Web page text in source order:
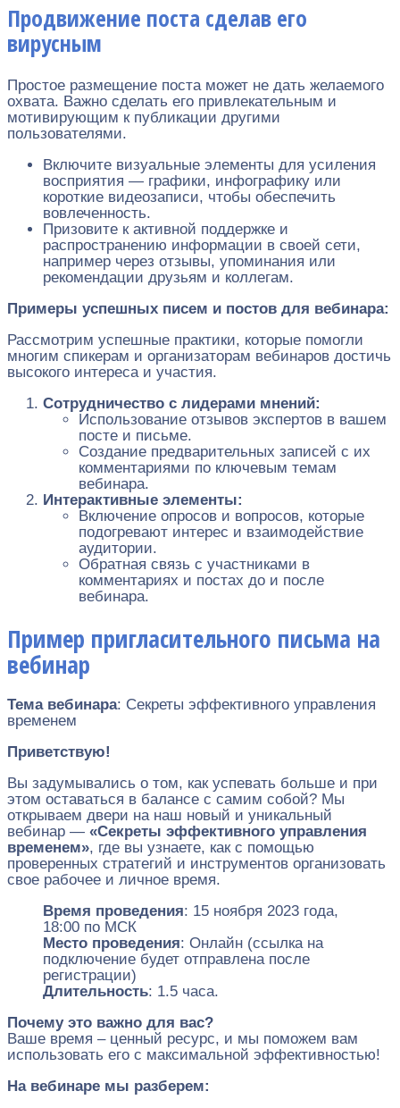
Продвижение поста сделав его
вирусным
Простое размещение поста может не дать желаемого
охвата. Важно сделать его привлекательным и
мотивирующим к публикации другими
пользователями.
Включите визуальные элементы для усиления
восприятия — графики, инфографику или
короткие видеозаписи, чтобы обеспечить
вовлеченность.
Призовите к активной поддержке и
распространению информации в своей сети,
например через отзывы, упоминания или
рекомендации друзьям и коллегам.
Примеры успешных писем и постов для вебинара:
Рассмотрим успешные практики, которые помогли
многим спикерам и организаторам вебинаров достичь
высокого интереса и участия.
Сотрудничество с лидерами мнений:
Использование отзывов экспертов в вашем
посте и письме.
Создание предварительных записей с их
комментариями по ключевым темам
вебинара.
Интерактивные элементы:
Включение опросов и вопросов, которые
подогревают интерес и взаимодействие
аудитории.
Обратная связь с участниками в
комментариях и постах до и после
вебинара.
Пример пригласительного письма на
вебинар
Тема вебинара: Секреты эффективного управления
временем
Приветствую!
Вы задумывались о том, как успевать больше и при
этом оставаться в балансе с самим собой? Мы
открываем двери на наш новый и уникальный
вебинар — «Секреты эффективного управления
временем», где вы узнаете, как с помощью
проверенных стратегий и инструментов организовать
свое рабочее и личное время.
Время проведения: 15 ноября 2023 года,
18:00 по МСК
Место проведения: Онлайн (ссылка на
подключение будет отправлена после
регистрации)
Длительность: 1.5 часа.
Почему это важно для вас?
Ваше время – ценный ресурс, и мы поможем вам
использовать его с максимальной эффективностью!
На вебинаре мы разберем: